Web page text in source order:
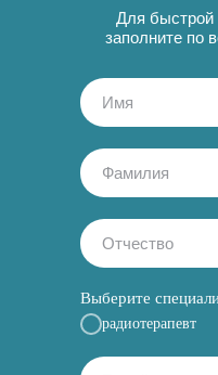
Выберите
радиотерапевт
Для быстрой
заполните по